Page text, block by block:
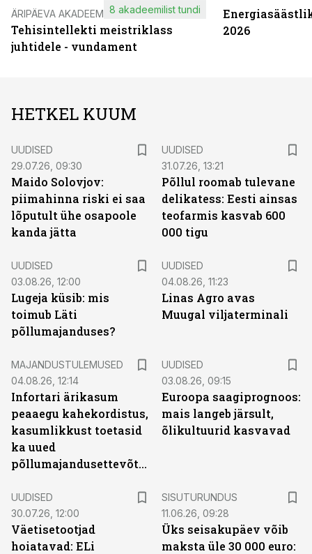
ÄRIPÄEVA AKADEEMIA
Tehisintellekti meistriklass
juhtidele - vundament
8 akadeemilist tundi
2026
HETKEL KUUM
UUDISED
29.07.26, 09:30
Maido Solovjov:
piimahinna riski ei saa
lõputult ühe osapoole
kanda jätta
UUDISED
31.07.26, 13:21
Põllul roomab tulevane
delikatess: Eesti ainsas
teofarmis kasvab 600
000 tigu
UUDISED
03.08.26, 12:00
Lugeja küsib: mis
toimub Läti
põllumajanduses?
UUDISED
04.08.26, 11:23
Linas Agro avas
Muugal viljaterminali
MAJANDUSTULEMUSED
04.08.26, 12:14
Infortari ärikasum
peaaegu kahekordistus,
kasumlikkust toetasid
ka uued
põllumajandusettevõtted
UUDISED
03.08.26, 09:15
Euroopa saagiprognoos:
mais langeb järsult,
õlikultuurid kasvavad
UUDISED
30.07.26, 12:00
Väetisetootjad
hoiatavad: ELi
SISUTURUNDUS
11.06.26, 09:28
Üks seisakupäev võib
maksta üle 30 000 euro: